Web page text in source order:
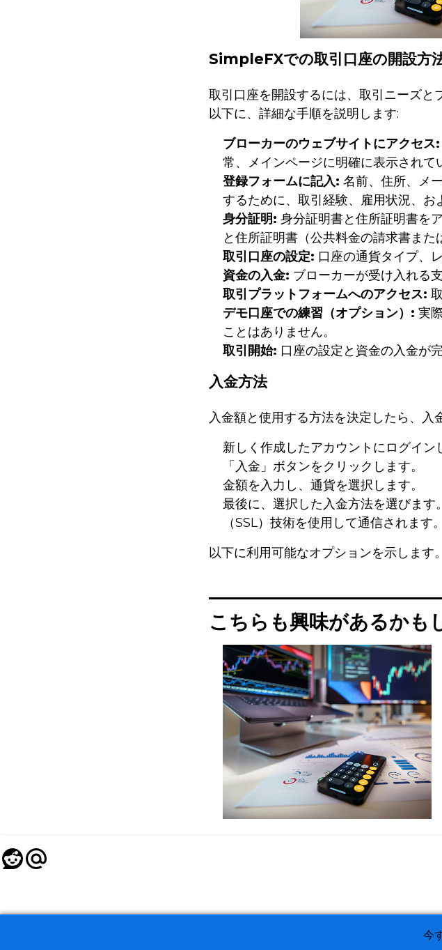
SimpleFXでの取引口座の開設方
取引口座を開設するには、取引ニーズと
以下に、詳細な手順を説明します:
ブローカーのウェブサイトにアクセス:
常、メインページに明確に表示されて
登録フォームに記入: 名前、住所、メ
するために、取引経験、雇用状況、お
身分証明: 身分証明書と住所証明書を
と住所証明書（公共料金の請求書また
取引口座の設定: 口座の通貨タイプ、
資金の入金: ブローカーが受け入れる
取引プラットフォームへのアクセス:
デモ口座での練習（オプション）: 実
ことはありません。
取引開始: 口座の設定と資金の入金が
入金方法
入金額と使用する方法を決定したら、
新しく作成したアカウントにログイン
「入金」ボタンをクリックします。
金額を入力し、通貨を選択します。
最後に、選択した入金方法を選びま
（SSL）技術を使用して通信されます。
以下に利用可能なオプションを示します。
こちらも興味があるかも
今